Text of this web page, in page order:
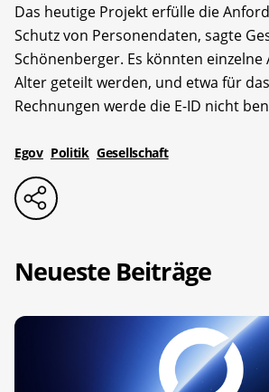
Das heutige Projekt erfülle die
Schutz von Personendaten, sagte
Schönenberger. Es könnten
Alter geteilt werden, und etwa für
Rechnungen werde die E-ID nicht
Egov Politik Gesellschaft
Neueste Beiträge